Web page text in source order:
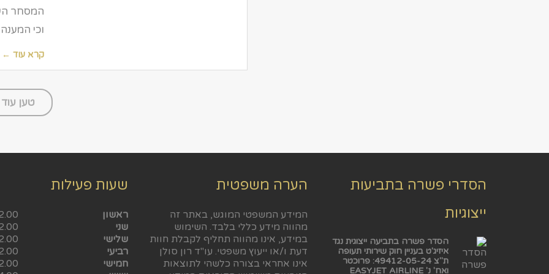
המסחר
וכי
קרא עוד ←
טען עוד
הסדרי פשרה בתביעות
ייצוגיות
הסדר פשרה בתביעה ייצוגית נגד
איזיג'ט בעניין חוק שירותי תעופה
ת"צ 49412-05-24: פרוכטר
ואח' נ' EASYJET AIRLINE
הערה משפטית
המידע המשפטי המוגש, באתר זה
מהווה מידע כללי בלבד. השימוש
במידע, אינו מהווה תחליף לקבלת חוות
דעת ו/או ייעוץ משפטי. עו"ד רון סולן
אינו אחראי בצורה כלשהי לתוצאות
שעות פעילות
ראשון
שני
שלישי
רביעי
חמישי